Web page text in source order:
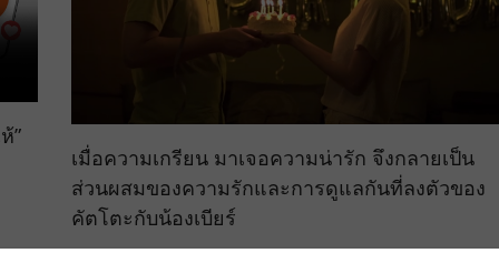
”
เมื่อความเกรียน มาเจอความน่ารัก จึงกลายเป็น
ส่วนผสมของความรักและการดูแลกันที่ลงตัวของ
คัตโตะกับน้องเบียร์